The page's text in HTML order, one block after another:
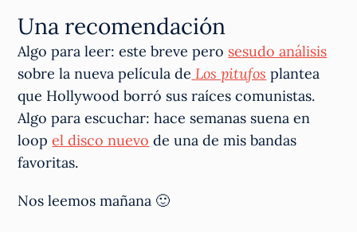
Una recomendación
Algo para leer: este breve pero sesudo análisis
sobre la nueva película de Los pitufos plantea
que Hollywood borró sus raíces comunistas.
Algo para escuchar: hace semanas suena en
loopel disco nuevo de una de mis bandas
favoritas.
Nos leemos mañana 🙂